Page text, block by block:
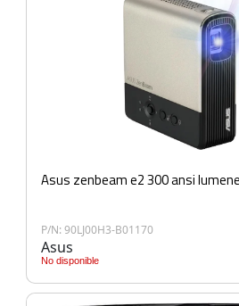
Asus zenbeam e2 300 ansi
P/N: 90LJ00H3-B01170
Asus
No disponible